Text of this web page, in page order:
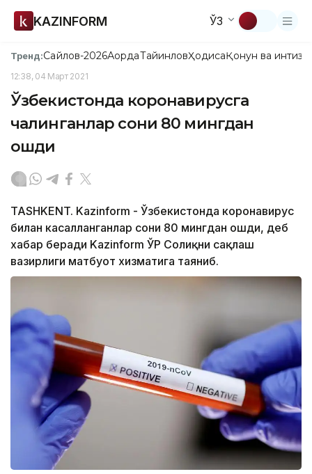
KAZINFORM ЎЗ
Тренд:Сайлов-2026АқордаТайинловҲодисаҚонун ва
12:38, 04 Март 2021
Ўзбекистонда коронавирусга
чалинганлар сони 80 мингдан
ошди
TASHKENT. Kazinform - Ўзбекистонда коронавирус
билан касалланганлар сони 80 мингдан ошди, деб
хабар беради Kazinform ЎР Соғлиқни сақлаш
вазирлиги матбуот хизматига таяниб.